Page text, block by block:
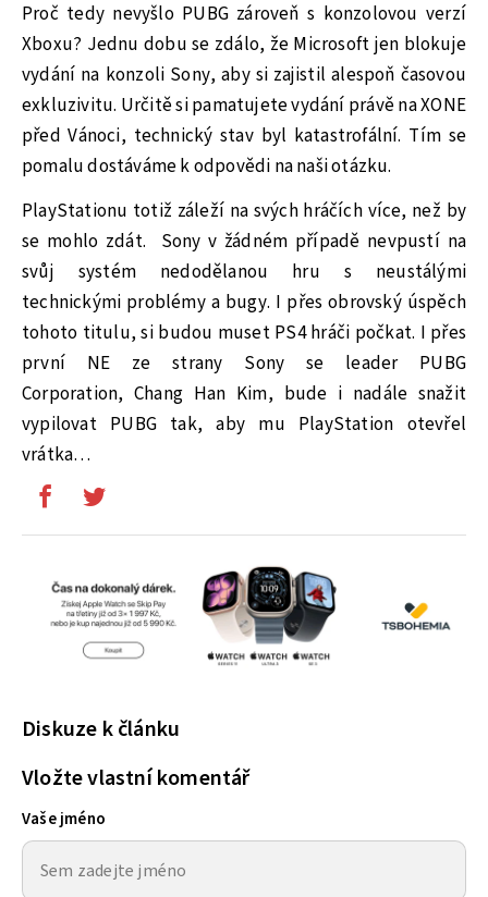
Proč tedy nevyšlo PUBG zároveň s konzolovou verzí
Xboxu? Jednu dobu se zdálo, že Microsoft jen blokuje
vydání na konzoli Sony, aby si zajistil alespoň časovou
exkluzivitu. Určitě si pamatujete vydání právě na XONE
před Vánoci, technický stav byl katastrofální. Tím se
pomalu dostáváme k odpovědi na naši otázku.
PlayStationu totiž záleží na svých hráčích více, než by
se mohlo zdát. Sony v žádném případě nevpustí na
svůj systém nedodělanou hru s neustálými
technickými problémy a bugy. I přes obrovský úspěch
tohoto titulu, si budou muset PS4 hráči počkat. I přes
první NE ze strany Sony se leader PUBG
Corporation, Chang Han Kim, bude i nadále snažit
vypilovat PUBG tak, aby mu PlayStation otevřel
vrátka…
Diskuze k článku
Vložte vlastní komentář
Vaše jméno